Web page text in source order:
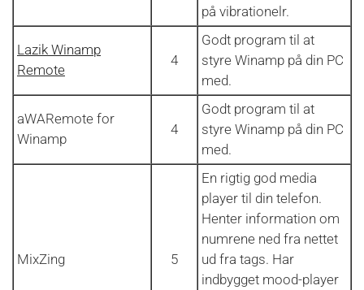
på vibrationelr.
Lazik Winamp
Remote
4
Godt program til at
styre Winamp på din PC
med.
aWARemote for
Winamp
4
Godt program til at
styre Winamp på din PC
med.
MixZing 5
En rigtig god media
player til din telefon.
Henter information om
numrene ned fra nettet
ud fra tags. Har
indbygget mood-player